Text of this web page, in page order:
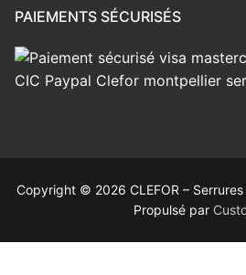
PAIEMENTS SÉCURISÉS
Copyright © 2026 CLEFOR –
Propulsé par